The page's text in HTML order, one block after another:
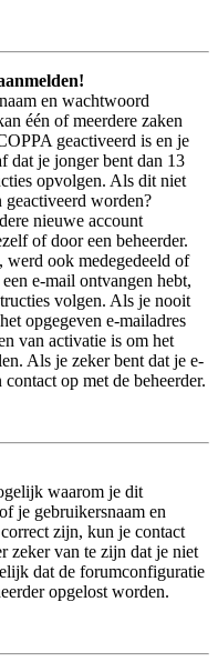
en wachtwoord
één of meerdere zaken
geactiveerd is en je
dat je jonger bent dan 13
opvolgen. Als dit niet
geactiveerd worden?
nieuwe account
of door een beheerder.
werd ook medegedeeld of
e-mail ontvangen hebt,
volgen. Als je nooit
opgegeven e-mailadres
van activatie is om het
Als je zeker bent dat je e-
op met de beheerder.
waarom je dit
je gebruikersnaam en
zijn, kun je contact
zeker van te zijn dat je niet
dat de forumconfiguratie
opgelost worden.